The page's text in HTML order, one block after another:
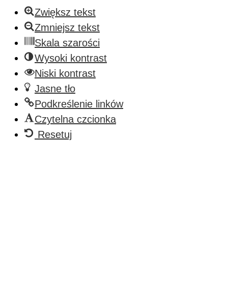
Zwiększ tekst
Zmniejsz tekst
Skala szarości
Wysoki kontrast
Niski kontrast
Jasne tło
Podkreślenie linków
Czytelna czcionka
Resetuj